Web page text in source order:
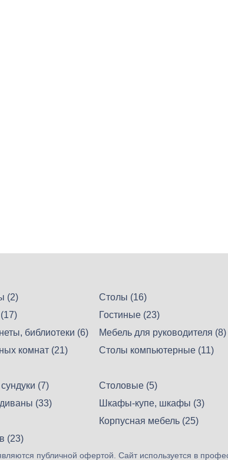
(2) Столы (16)
Гостиные (23)
библиотеки (6)
Мебель для руководителя (8)
комнат (21)
Столы компьютерные (11)
(7)
Столовые (5)
(33)
Шкафы-купе, шкафы (3)
Корпусная мебель (25)
(23)
публичной офертой. Сайт используется в